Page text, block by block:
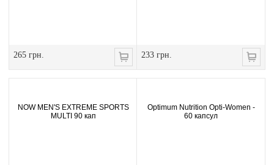
265 грн. 233 грн.
NOW MEN'S EXTREME SPORTS
MULTI 90 кап
Optimum Nutrition Opti-Women -
60 капсул